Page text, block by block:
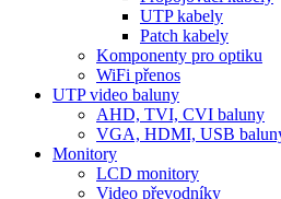
UTP kabely
Patch kabely
Komponenty pro optiku
WiFi přenos
UTP video baluny
AHD, TVI, CVI baluny
VGA, HDMI, USB
Monitory
LCD monitory
Video převodníky